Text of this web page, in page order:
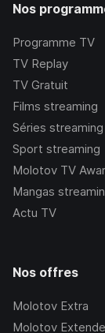
Nos
Programme TV
TV Replay
TV Gratuit
Films streaming
Séries streaming
Sport streaming
Molotov TV
Mangas
Actu TV
Nos offres
Molotov Extra
Molotov